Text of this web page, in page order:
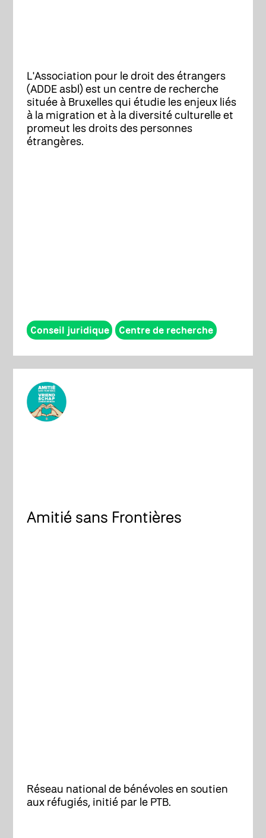
L'Association pour le droit des étrangers
(ADDE asbl) est un centre de recherche
située à Bruxelles qui étudie les enjeux liés
à la migration et à la diversité culturelle et
promeut les droits des personnes
étrangères.
Conseil juridique Centre de recherche
Amitié sans Frontières
Réseau national de bénévoles en soutien
aux réfugiés, initié par le PTB.